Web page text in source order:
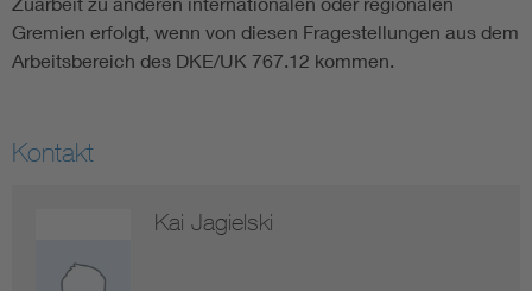
Elektrofachkraft (EFK)
Gremien erfolgt, wenn von diesen Fragestellungen aus dem
Arbeitsbereich des DKE/UK 767.12 kommen.
Kontakt
Kai Jagielski